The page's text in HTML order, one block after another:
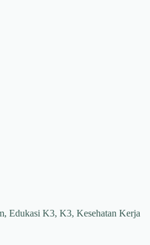
, Edukasi K3, K3, Kesehatan Kerja